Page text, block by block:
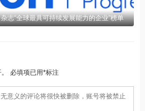
志“全球最具可持续发展能力的企业”榜单
必填项已用*标注